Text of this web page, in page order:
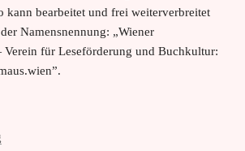
kann bearbeitet und frei weiterverbreitet
Namensnennung: „Wiener
für Leseförderung und Buchkultur: